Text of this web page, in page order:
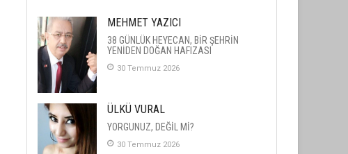
MEHMET YAZICI
38 GÜNLÜK HEYECAN, BİR ŞEHRİN
YENİDEN DOĞAN HAFIZASI
30 Temmuz 2026
ÜLKÜ VURAL
YORGUNUZ, DEĞİL Mİ?
30 Temmuz 2026